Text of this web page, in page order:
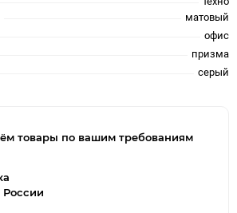
матовый
офис
призма
серый
товары по вашим требованиям
России